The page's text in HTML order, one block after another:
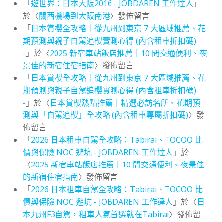
「遊世界：日本大阪2016 - JOBDAREN 工作達人 」
於〈關西機場到大阪南港〉發佈留言
「日本賞櫻全攻略｜從九州到東京 7 大區域推薦、花
期預測與親子自駕追櫻實測心得 (內含租車折扣碼)
- 」於〈2025 新宿車站飯店推薦｜10 間交通便利、夜
景佳的新宿住宿指南〉發佈留言
「日本賞櫻全攻略｜從九州到東京 7 大區域推薦、花
期預測與親子自駕追櫻實測心得 (內含租車折扣碼)
- 」於〈日本賞櫻熱點推薦｜精選必訪名所、花期預
測與「自駕追櫻」全攻略 (內含租車專屬折扣碼)〉發
佈留言
「2026 日本租車自駕全攻略：Tabirai、TOCOO 比
價與保險 NOC 避坑 - JOBDAREN 工作達人 」於
〈2025 新宿車站飯店推薦｜10 間交通便利、夜景佳
的新宿住宿指南〉發佈留言
「2026 日本租車自駕全攻略：Tabirai、TOCOO 比
價與保險 NOC 避坑 - JOBDAREN 工作達人 」於〈日
本九州F3自駕，租車人氣首選就在Tabirai〉發佈留